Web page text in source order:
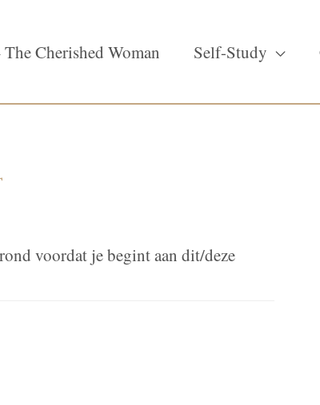
Cherished Woman Self-Study
voordat je begint aan dit/deze